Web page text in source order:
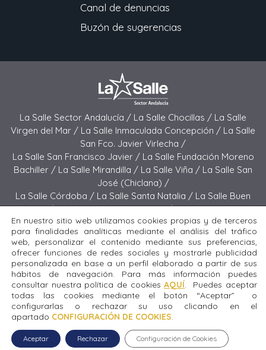
Canal de denuncias
Buzón de sugerencias
La Salle Sector Andalucía / La Salle Chocillas / La Salle
Virgen del Mar / La Salle Inmaculada Concepción / La Salle
San Fco. Javier Virlecha /
La Salle San Francisco Javier / La Salle Fundación Moreno
Bachiller / La Salle Mirandilla / La Salle Viña / La Salle San
José (Chiclana) /
La Salle Córdoba / La Salle Santa Natalia / La Salle Buen
Pastor /La Salle Sagrado Corazón /La Salle San José
(Jerez) / La Salle El Carmen (Melilla) /
La Salle Buen Consejo /La Salle El Carmen (San Fernando) /
La Salle San Francisco /La Salle Felipe Benito /La Salle La
Purísima
Todos los derechos reservados. Diseñado y desarrollado
por el equipo T.I.C. del Sector Andalucía © 2024 La Salle San
Fco. Javier Virlecha.
Aviso legal| Política de privacidad|Política de cookies
En nuestro sitio web utilizamos cookies propias y de terceros
para finalidades analíticas mediante el análisis del tráfico
web, personalizar el contenido mediante sus preferencias,
ofrecer funciones de redes sociales y mostrarle publicidad
personalizada en base a un perfil elaborado a partir de sus
hábitos de navegación. Para más información puedes
consultar nuestra política de cookiesAQUÍ. Puedes aceptar
todas las cookies mediante el botón “Aceptar” o
configurarlas o rechazar su uso clicando en el
apartado CONFIGURACIÓN DE COOKIES.
Aceptar Rechazar Configuración de Cookies